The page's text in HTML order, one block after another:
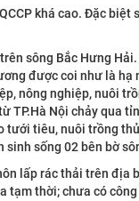
khá cao. Đặc biệt
sông Bắc Hưng
được coi như là
nông nghiệp, nuôi
Nội chảy qua
tiêu, nuôi trồng
sống 02 bên bờ
lấp rác thải trên địa
tạm thời; chưa có